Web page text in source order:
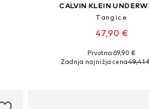
CALVIN KLEIN
Tangice
47,90 €
Razpoložljive velikosti: XS,
Prvotno: 69,90 €
Zadnja najnižja cena49,41